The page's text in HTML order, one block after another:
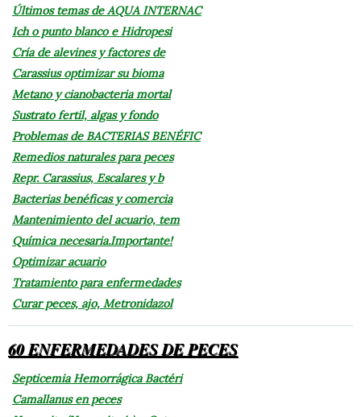
Últimos temas de AQUA INTERNAC
Ich o punto blanco e Hidropesi
Cría de alevines y factores de
Carassius optimizar su bioma
Metano y cianobacteria mortal
Sustrato fertil, algas y fondo
Problemas de BACTERIAS BENÉFIC
Remedios naturales para peces
Repr. Carassius, Escalares y b
Bacterias benéficas y comercia
Mantenimiento del acuario, tem
Química necesaria.Importante!
Optimizar acuario
Tratamiento para enfermedades
Curar peces, ajo, Metronidazol
60 ENFERMEDADES DE PECES
Septicemia Hemorrágica Bactéri
Camallanus en peces